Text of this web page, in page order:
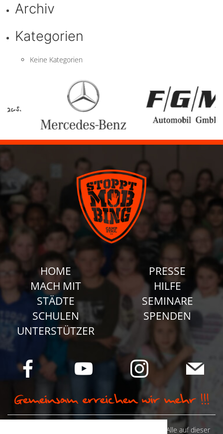
Archiv
Kategorien
Keine Kategorien
HOME
MACH MIT
STÄDTE
SCHULEN
UNTERSTÜTZER
PRESSE
HILFE
SEMINARE
SPENDEN
© Camp Stahl e.V. 2026 alle Rechte vorbehalten: Alle auf dieser